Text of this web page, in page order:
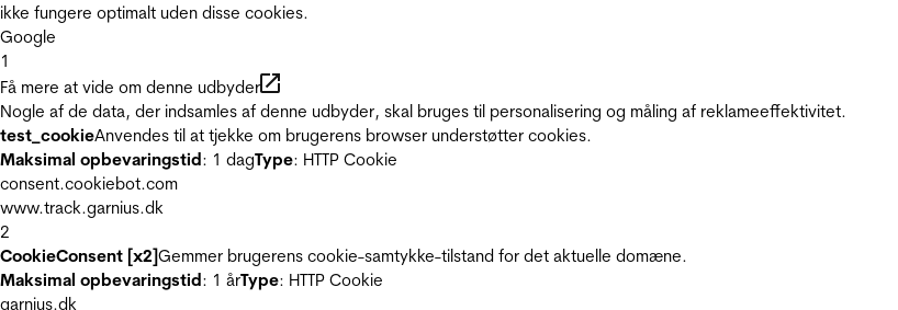
ikke fungere optimalt uden disse cookies.
Google
1
Få mere at vide om denne udbyder
Nogle af de data, der indsamles af denne udbyder, skal bruges til personalisering og måling af reklameeffektivitet.
test_cookieAnvendes til at tjekke om brugerens browser understøtter cookies.
Maksimal opbevaringstid: 1 dagType: HTTP Cookie
consent.cookiebot.com
www.track.garnius.dk
2
CookieConsent [x2]Gemmer brugerens cookie-samtykke-tilstand for det aktuelle domæne.
Maksimal opbevaringstid: 1 årType: HTTP Cookie
garnius.dk